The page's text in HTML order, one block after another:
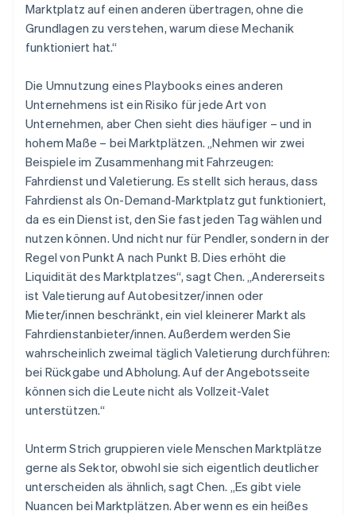
Marktplatz auf einen anderen übertragen, ohne die
Grundlagen zu verstehen, warum diese Mechanik
funktioniert hat.“
Die Umnutzung eines Playbooks eines anderen
Unternehmens ist ein Risiko für jede Art von
Unternehmen, aber Chen sieht dies häufiger – und in
hohem Maße – bei Marktplätzen. „Nehmen wir zwei
Beispiele im Zusammenhang mit Fahrzeugen:
Fahrdienst und Valetierung. Es stellt sich heraus, dass
Fahrdienst als On-Demand-Marktplatz gut funktioniert,
da es ein Dienst ist, den Sie fast jeden Tag wählen und
nutzen können. Und nicht nur für Pendler, sondern in der
Regel von Punkt A nach Punkt B. Dies erhöht die
Liquidität des Marktplatzes“, sagt Chen. „Andererseits
ist Valetierung auf Autobesitzer/innen oder
Mieter/innen beschränkt, ein viel kleinerer Markt als
Fahrdienstanbieter/innen. Außerdem werden Sie
wahrscheinlich zweimal täglich Valetierung durchführen:
bei Rückgabe und Abholung. Auf der Angebotsseite
können sich die Leute nicht als Vollzeit-Valet
unterstützen.“
Unterm Strich gruppieren viele Menschen Marktplätze
gerne als Sektor, obwohl sie sich eigentlich deutlicher
unterscheiden als ähnlich, sagt Chen. „Es gibt viele
Nuancen bei Marktplätzen. Aber wenn es ein heißes